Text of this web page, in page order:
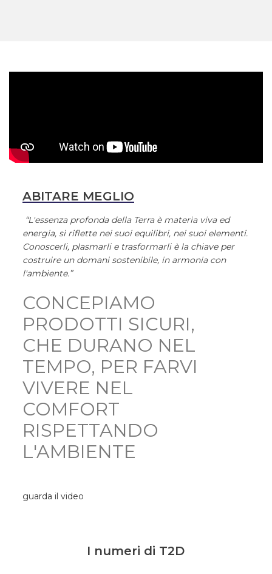
ABITARE MEGLIO
“L'essenza profonda della Terra è materia viva ed
energia, si riflette nei suoi equilibri, nei suoi elementi.
Conoscerli, plasmarli e trasformarli è la chiave per
costruire un domani sostenibile, in armonia con
l'ambiente.”
CONCEPIAMO
PRODOTTI SICURI,
CHE DURANO NEL
TEMPO, PER FARVI
VIVERE NEL
COMFORT
RISPETTANDO
L'AMBIENTE
guarda il video
I numeri di T2D